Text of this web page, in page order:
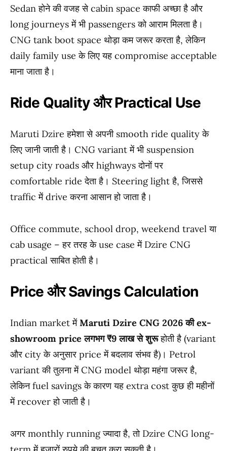
Sedan होने की वजह से cabin space काफी अच्छा है और
long journeys में भी passengers को आराम मिलता है।
CNG tank boot space थोड़ा कम जरूर करता है, लेकिन
daily family use के लिए यह compromise acceptable
माना जाता है।
Ride Quality और Practical Use
Maruti Dzire हमेशा से अपनी smooth ride quality के
लिए जानी जाती है। CNG variant में भी suspension
setup city roads और highways दोनों पर
comfortable ride देता है। Steering light है, जिससे
traffic में drive करना आसान हो जाता है।
Office commute, school drop, weekend travel या
cab usage – हर तरह के use case में Dzire CNG
practical साबित होती है।
Price और Savings Calculation
Indian market मेंMaruti Dzire CNG 2026 की ex-
showroom price लगभग ₹9 लाख से शुरूहोती है (variant
और city के अनुसार price में बदलाव संभव है)। Petrol
variant की तुलना में CNG model थोड़ा महंगा जरूर है,
लेकिन fuel savings के कारण यह extra cost कुछ ही महीनों
में recover हो जाती है।
अगर monthly running ज्यादा है, तो Dzire CNG long-